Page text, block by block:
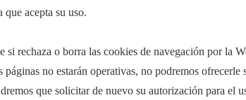
acepta su uso.
si rechaza o borra las cookies de navegación por la
páginas no estarán operativas, no podremos
que solicitar de nuevo su autorización para el